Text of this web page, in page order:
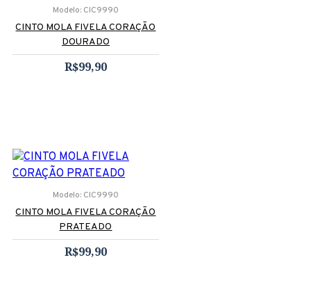
Modelo: CIC9990
CINTO MOLA FIVELA CORAÇÃO
DOURADO
R$99,90
Modelo: CIC9990
CINTO MOLA FIVELA CORAÇÃO
PRATEADO
R$99,90